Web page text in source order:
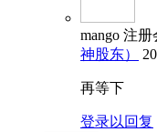
mango 注册
神股东）
再等下
登录以回复